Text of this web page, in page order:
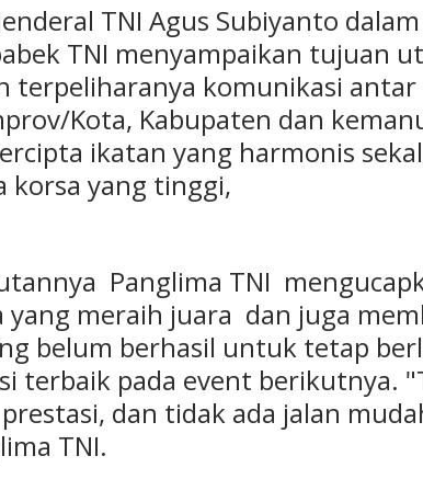
TNI Agus Subiyanto
TNI menyampaikan tujuan
terpeliharanya komunikasi antar
Kota, Kabupaten dan
ikatan yang harmonis
korsa yang tinggi,
Panglima TNI
yang meraih juara dan juga
belum berhasil untuk tetap
terbaik pada event berikutnya.
dan tidak ada jalan
TNI.